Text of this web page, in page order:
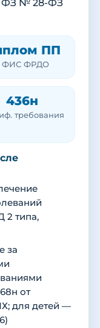
ФЗ № 28-ФЗ
ПП
ФИС ФРДО
436н
требования
2 типа,
за
от
для детей —